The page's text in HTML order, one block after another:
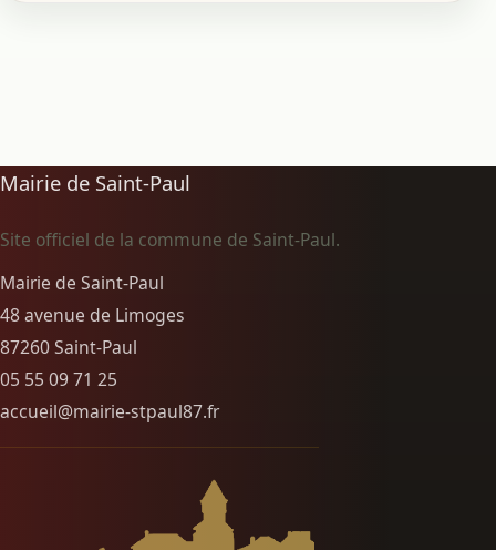
Mairie de Saint-Paul
Site officiel de la commune de Saint-Paul.
Mairie de Saint-Paul
48 avenue de Limoges
87260 Saint-Paul
05 55 09 71 25
accueil@mairie-stpaul87.fr